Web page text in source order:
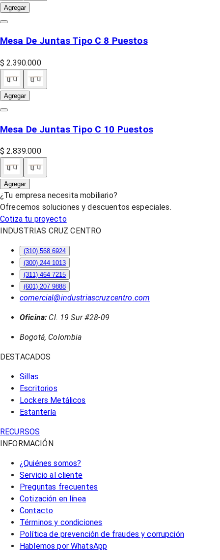
Agregar
Mesa De Juntas Tipo C 8 Puestos
$ 2.390.000
Agregar
Mesa De Juntas Tipo C 10 Puestos
$ 2.839.000
Agregar
¿Tu empresa necesita mobiliario?
Ofrecemos soluciones y descuentos especiales.
Cotiza tu proyecto
INDUSTRIAS CRUZ CENTRO
(310) 568 6924
(300) 244 1013
(311) 464 7215
(601) 207 9888
comercial@industriascruzcentro.com
Oficina: Cl. 19 Sur #28-09
Bogotá, Colombia
DESTACADOS
Sillas
Escritorios
Lockers Metálicos
Estantería
RECURSOS
INFORMACIÓN
¿Quiénes somos?
Servicio al cliente
Preguntas frecuentes
Cotización en línea
Contacto
Términos y condiciones
Política de prevención de fraudes y corrupción
Hablemos por WhatsApp